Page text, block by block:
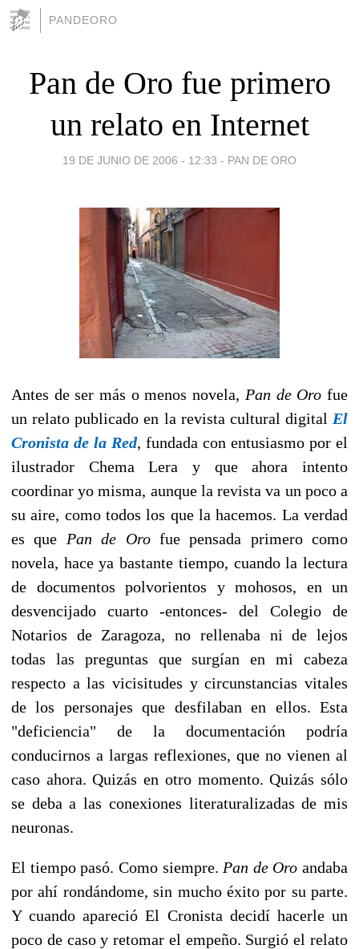
PANDEORO
Pan de Oro fue primero
un relato en Internet
19 DE JUNIO DE 2006 - 12:33 - PAN DE ORO
Antes de ser más o menos novela, Pan de Oro fue
un relato publicado en la revista cultural digital El
Cronista de la Red, fundada con entusiasmo por el
ilustrador Chema Lera y que ahora intento
coordinar yo misma, aunque la revista va un poco a
su aire, como todos los que la hacemos. La verdad
es que Pan de Orofue pensada primero como
novela, hace ya bastante tiempo, cuando la lectura
de documentos polvorientos y mohosos, en un
desvencijado cuarto -entonces- del Colegio de
Notarios de Zaragoza, no rellenaba ni de lejos
todas las preguntas que surgían en mi cabeza
respecto a las vicisitudes y circunstancias vitales
de los personajes que desfilaban en ellos. Esta
"deficiencia" de la documentación podría
conducirnos a largas reflexiones, que no vienen al
caso ahora. Quizás en otro momento. Quizás sólo
se deba a las conexiones literaturalizadas de mis
neuronas.
El tiempo pasó. Como siempre. Pan de Oro andaba
por ahí rondándome, sin mucho éxito por su parte.
Y cuando apareció El Cronista decidí hacerle un
poco de caso y retomar el empeño. Surgió el relato